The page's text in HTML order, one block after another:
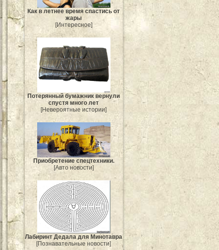
Как в летнее время спастись от
жары
[Интересное]
Потерянный бумажник вернули
спустя много лет
[Невероятные истории]
Приобретение спецтехники.
[Авто новости]
Лабиринт Дедала для Минотавра
[Познавательные новости]